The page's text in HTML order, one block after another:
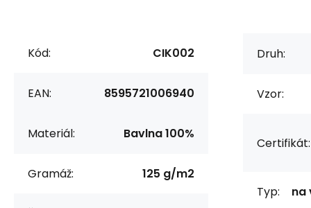
Kód: CIK002
EAN: 8595721006940
Materiál: Bavlna 100%
Gramáž: 125 g/m2
Druh:
Vzor:
Certifikát:
Typ: na